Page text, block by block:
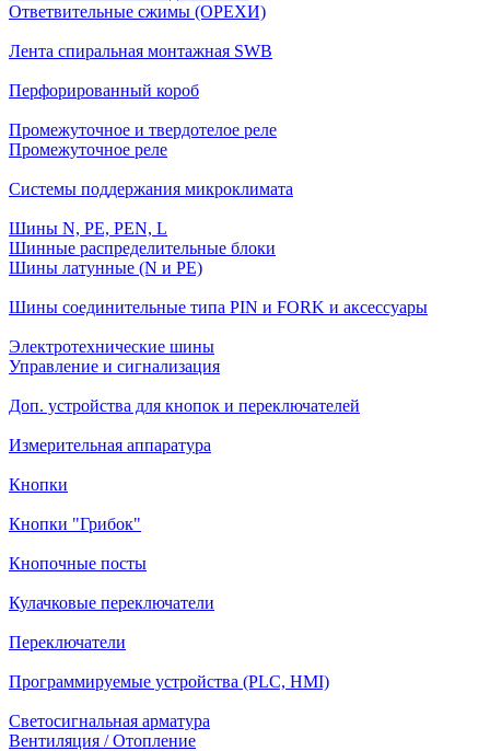
Ответвительные сжимы (ОРЕХИ)
Лента спиральная монтажная SWB
Перфорированный короб
Промежуточное и твердотелое реле
Промежуточное реле
Системы поддержания микроклимата
Шины N, PE, PEN, L
Шинные распределительные блоки
Шины латунные (N и PE)
Шины соединительные типа PIN и FORK и аксессуары
Электротехнические шины
Управление и сигнализация
Доп. устройства для кнопок и переключателей
Измерительная аппаратура
Кнопки
Кнопки "Грибок"
Кнопочные посты
Кулачковые переключатели
Переключатели
Программируемые устройства (PLC, HMI)
Светосигнальная арматура
Вентиляция / Отопление